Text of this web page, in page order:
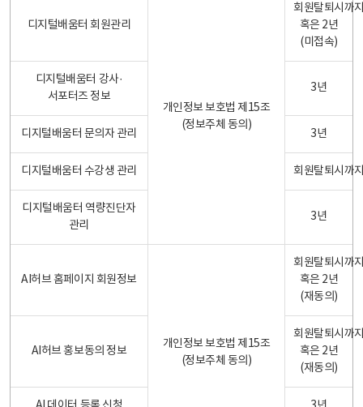
디지털배움터 회원관리
개인정보 보호법 제15조
(정보주체 동의)
회원탈퇴시까
혹은 2년
(미접속)
디지털배움터 강사·
서포터즈 정보
3년
디지털배움터 문의자 관리 3년
디지털배움터 수강생 관리 회원탈퇴시까
디지털배움터 역량진단자
관리
3년
AI허브 홈페이지 회원정보
개인정보 보호법 제15조
(정보주체 동의)
회원탈퇴시까
혹은 2년
(재동의)
AI허브 홍보동의 정보
회원탈퇴시까
혹은 2년
(재동의)